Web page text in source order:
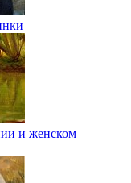
и женском